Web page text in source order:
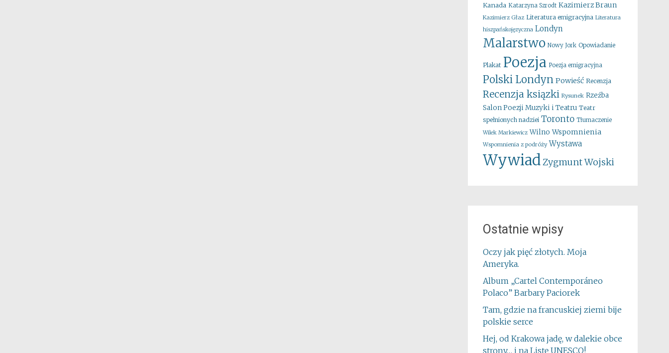
Kanada Katarzyna Szrodt Kazimierz Braun
Kazimierz Głaz Literatura emigracyjna Literatura
hiszpańskojęzyczna Londyn
Malarstwo Nowy Jork Opowiadanie
Plakat Poezja Poezja emigracyjna
Polski Londyn Powieść Recenzja
Recenzja ksiązki Rysunek Rzeźba
Salon Poezji Muzyki i Teatru Teatr
spełnionych nadziei Toronto Tłumaczenie
Wilek Markiewicz Wilno Wspomnienia
Wspomnienia z podróży Wystawa
WywiadZygmunt Wojski
Ostatnie wpisy
Oczy jak pięć złotych. Moja
Ameryka.
Album „Cartel Contemporáneo
Polaco” Barbary Paciorek
Tam, gdzie na francuskiej ziemi bije
polskie serce
Hej, od Krakowa jadę, w dalekie obce
strony… i na Listę UNESCO!